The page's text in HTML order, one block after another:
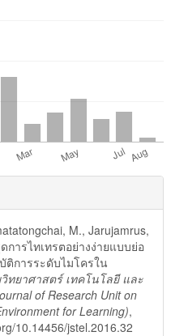
M., Jarujamrus,
การไทเทรตอย่างง่ายแบบย่อ
การระดับไมโครใน
ทยาศาสตร์ เทคโนโลยี และ
of Research Unit on
for Learning),
10.14456/jstel.2016.32